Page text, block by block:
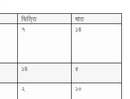
ভিত্তি
ঘাত
৭ ১৪
১৪ ৫
২ ১০